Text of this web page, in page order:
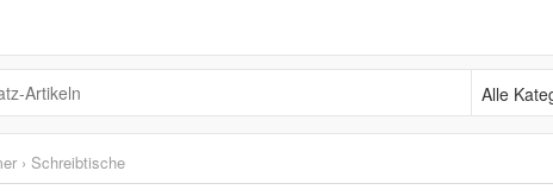
Alle
› Schreibtische